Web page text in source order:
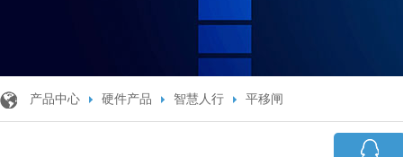
产品中心 硬件产品 智慧人行 平移闸